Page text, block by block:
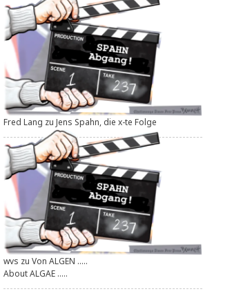
Fred Lang zu Jens Spahn, die x-te Folge
wvs zu Von ALGEN .....
About ALGAE .....